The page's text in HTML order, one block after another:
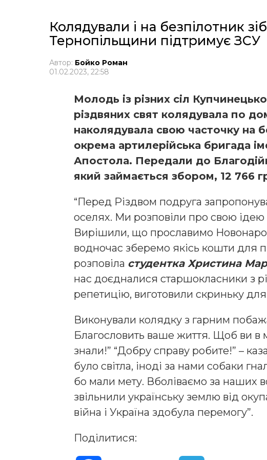
Колядували і на безпілотник
Тернопільщини підтримує ЗСУ
Автор: Бойко Роман
01.02.2023, 22:58
Молодь із різних сіл
різдвяних свят колядувала по
наколядувала свою часточку на
окрема артилерійська бригада
Апостола. Передали до
який займається збором, 12 766
“Перед Різдвом подруга
оселях. Ми розповіли про свою ідею
Вирішили, що прославимо
водночас зберемо якісь кошти для
розповіла студентка Христина
нас доєдналися старшокласники з
репетицію, виготовили скриньку
Виконували колядку з гарним
Благословить ваше життя. Щоб ви в
знали!” “Добру справу робите!” –
було світла, іноді за нами собаки
бо мали мету. Вболіваємо за наших
звільнили українську землю від
війна і Україна здобула перемогу”.
Поділитися: